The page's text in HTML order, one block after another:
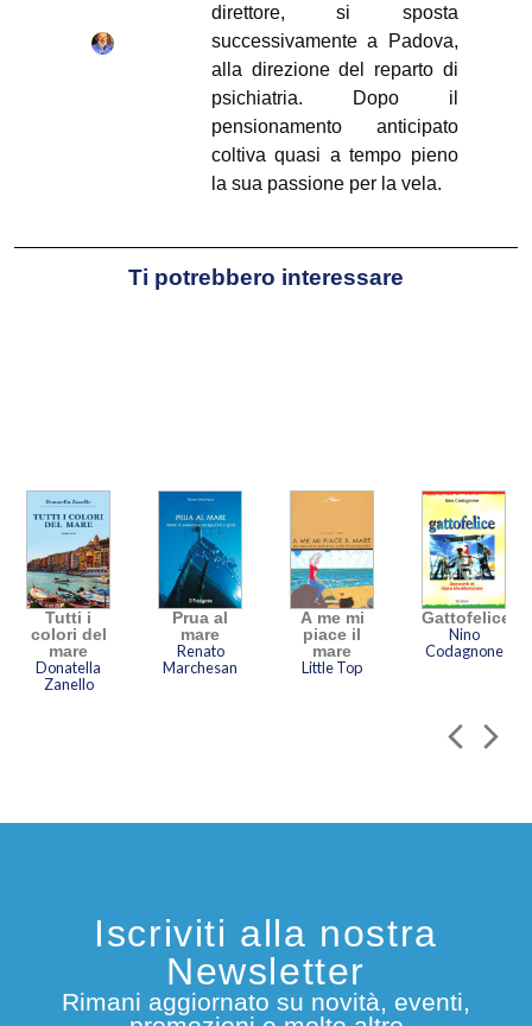
direttore, si sposta
successivamente a Padova,
alla direzione del reparto di
psichiatria. Dopo il
pensionamento anticipato
coltiva quasi a tempo pieno
la sua passione per la vela.
pubblicato alcuni volumi
Ti potrebbero interessare
Tutti i
colori del
mare
Donatella
Zanello
Prua al
mare
Renato
Marchesan
A me mi
piace il
mare
Little Top
Gattofelice
Nino
Codagnone
Iscriviti alla nostra
Newsletter
Rimani aggiornato su novità, eventi,